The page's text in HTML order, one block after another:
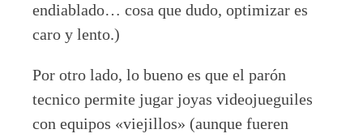
endiablado… cosa que dudo, optimizar es
caro y lento.)
Por otro lado, lo bueno es que el parón
tecnico permite jugar joyas videojueguiles
con equipos «viejillos» (aunque fueren